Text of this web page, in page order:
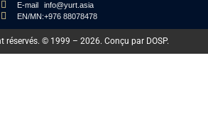
E-mail
EN/MN:
info@yurt.asia
+976 88078478
réservés. © 1999 – 2026. Conçu par DOSP.